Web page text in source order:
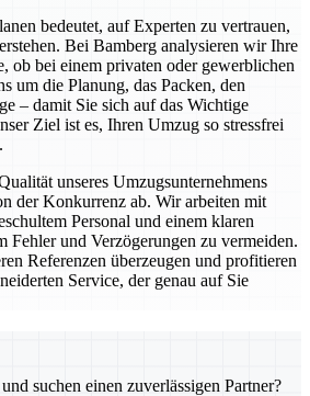
bedeutet, auf Experten zu vertrauen,
Bei Bamberg analysieren wir Ihre
ob bei einem privaten oder gewerblichen
um die Planung, das Packen, den
– damit Sie sich auf das Wichtige
Ziel ist es, Ihren Umzug so stressfrei
unseres Umzugsunternehmens
der Konkurrenz ab. Wir arbeiten mit
Personal und einem klaren
Fehler und Verzögerungen zu vermeiden.
Referenzen überzeugen und profitieren
Service, der genau auf Sie
suchen einen zuverlässigen Partner?